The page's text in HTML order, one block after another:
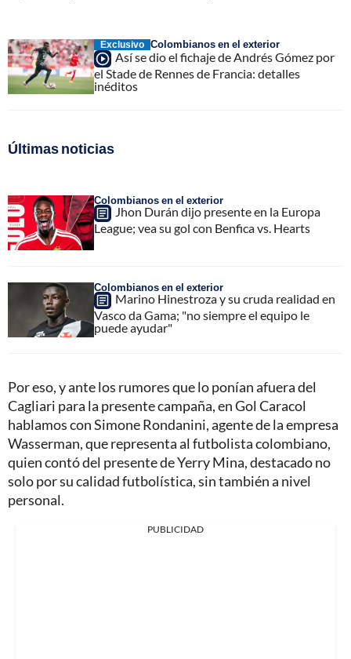
Exclusivo Colombianos en el exterior
Así se dio el fichaje de Andrés Gómez por
el Stade de Rennes de Francia: detalles
inéditos
Últimas noticias
Colombianos en el exterior
Jhon Durán dijo presente en la Europa
League; vea su gol con Benfica vs. Hearts
Colombianos en el exterior
Marino Hinestroza y su cruda realidad en
Vasco da Gama; "no siempre el equipo le
puede ayudar"
Por eso, y ante los rumores que lo ponían afuera del
Cagliari para la presente campaña, en Gol Caracol
hablamos con Simone Rondanini, agente de la empresa
Wasserman, que representa al futbolista colombiano,
quien contó del presente de Yerry Mina, destacado no
solo por su calidad futbolística, sin también a nivel
personal.
PUBLICIDAD